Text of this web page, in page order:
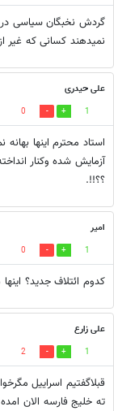
گردش نخبگان سیاسی
نمیدهند کسانی که غیر
علی حیدری
1
0
استاد محترم اینها
آزمایش شده وکنار
؟؟!!.
امیر
1
0
کدوم ائتلاف جدید؟
علی زارع
1
2
قبلاگفتیم اسراییل
ته خلیج فارسه الان